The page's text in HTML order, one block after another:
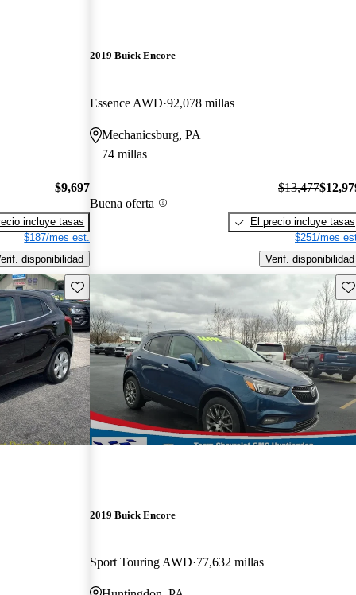
$9,697
incluye tasas
$187/mes est.
disponibilidad
2019 Buick Encore
Essence AWD 92,078 millas
Mechanicsburg, PA
74 millas
Buena oferta
$13,477
El precio incluye tasas
$251/mes
Verif. disponibilidad
Guarda este Aviso
2019 Buick Encore
Sport Touring AWD 77,632 millas